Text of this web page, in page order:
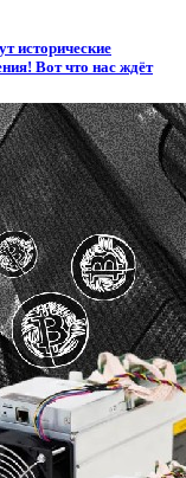
исторические
Вот что нас ждёт